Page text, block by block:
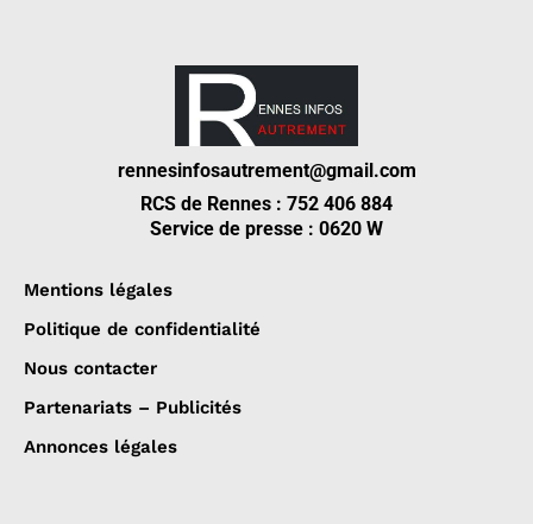
rennesinfosautrement@gmail.com
RCS de Rennes : 752 406 884
Service de presse : 0620 W
Mentions légales
Politique de confidentialité
Nous contacter
Partenariats – Publicités
Annonces légales